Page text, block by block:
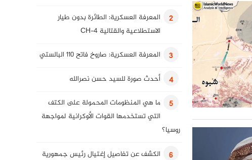
2
المعرفة العسكرية: الطائرة بدون طيار
الاستطلاعية والقتالية CH-4
3 المعرفة العسكرية: صاروخ فاتح 110 البالستي
4 أحدث صورة للسيد حسن نصرالله
5
ما هي المنظومات المحمولة على الكتف
التي تستخدمها القوات الأوكرانية لمواجهة
روسيا؟
6
الكشف عن تفاصيل إغتيال رئيس جمهورية